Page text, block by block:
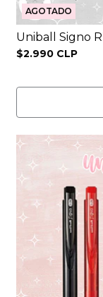
AGOTADO
Uniball Signo
$2.990 CLP